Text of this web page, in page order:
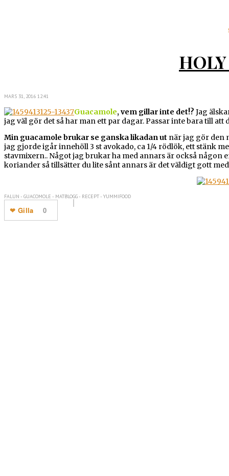
MARS 31, 2016 12:41
Guacamole, vem gillar inte det!? Jag
jag väl gör det så har man ett par dagar. Passar inte bara till
Min guacamole brukar se ganska likadan ut när jag gör den
jag gjorde igår innehöll 3 st avokado, ca 1/4 rödlök, ett stänk
stavmixern.. Något jag brukar ha med annars är också
koriander så tillsätter du lite sånt annars är det väldigt gott
FALUN - GUACOMOLE - MATBLOGG - RECEPT - YUMMIFOOD
0
Gilla